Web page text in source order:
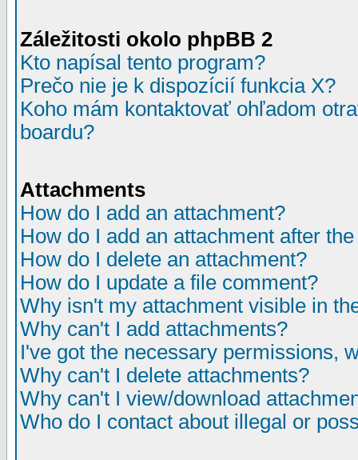
Záležitosti okolo phpBB 2
Kto napísal tento program?
Prečo nie je k dispozícií funkcia X?
Koho mám kontaktovať ohľadom
boardu?
Attachments
How do I add an attachment?
How do I add an attachment after
How do I delete an attachment?
How do I update a file comment?
Why isn't my attachment visible in
Why can't I add attachments?
I've got the necessary permissions,
Why can't I delete attachments?
Why can't I view/download
Who do I contact about illegal or